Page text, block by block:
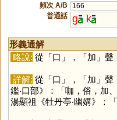
頻次 A/B
166
普通話 g k
形義通解
略說: 從「口 」，「加 」聲
詳解: 從「口 」，「加 」
鑑‧口部》：「咖，俗，加
湯顯祖《牡丹亭‧幽媾》：